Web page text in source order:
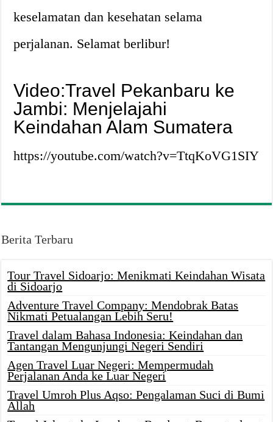
keselamatan dan kesehatan selama
perjalanan. Selamat berlibur!
Video:Travel Pekanbaru ke
Jambi: Menjelajahi
Keindahan Alam Sumatera
https://youtube.com/watch?v=TtqKoVG1SIY
Berita Terbaru
Tour Travel Sidoarjo: Menikmati Keindahan Wisata
di Sidoarjo
Adventure Travel Company: Mendobrak Batas
Nikmati Petualangan Lebih Seru!
Travel dalam Bahasa Indonesia: Keindahan dan
Tantangan Mengunjungi Negeri Sendiri
Agen Travel Luar Negeri: Mempermudah
Perjalanan Anda ke Luar Negeri
Travel Umroh Plus Aqso: Pengalaman Suci di Bumi
Allah